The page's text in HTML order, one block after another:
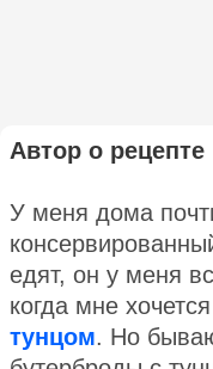
Автор о рецепте
У меня дома
едят, он у меня
когда мне
тунцом. Но